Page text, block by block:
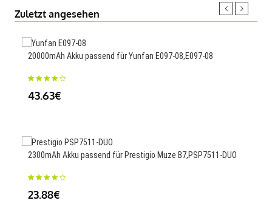
Zuletzt angesehen
20000mAh Akku passend für Yunfan E097-08,E097-08
43.63€
2300mAh Akku passend für Prestigio Muze B7,PSP7511-DUO
23.88€